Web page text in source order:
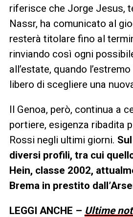
riferisce che Jorge Jesus,
Nassr, ha comunicato al
resterà titolare fino al
rinviando così ogni
all’estate, quando
libero di scegliere una
Il Genoa, però, continua a
portiere, esigenza ribadita
Rossi negli ultimi giorni.
diversi profili, tra cui
Hein, classe 2002,
Brema in prestito
LEGGI ANCHE – Ultime